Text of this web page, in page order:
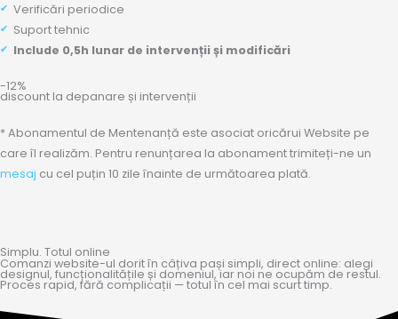
Verificări periodice
Suport tehnic
Include 0,5h lunar de intervenții și modificări
-12%
discount la depanare și intervenții
* Abonamentul de Mentenanță este asociat oricărui Website pe
care îl realizăm. Pentru renunțarea la abonament trimiteți-ne un
mesaj cu cel puțin 10 zile înainte de următoarea plată.
Simplu. Totul online
Comanzi website-ul dorit în câțiva pași simpli, direct online: alegi
designul, funcționalitățile și domeniul, iar noi ne ocupăm de restul.
Proces rapid, fără complicații — totul în cel mai scurt timp.